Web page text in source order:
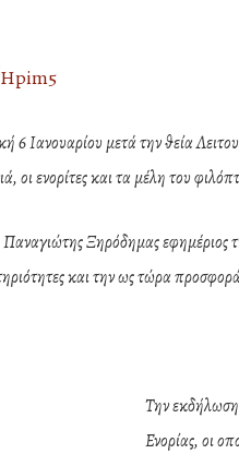
to close
Ιανουαρίου μετά την θεία
οι ενορίτες και τα μέλη του
Ξηρόδημας εφημέριος
και την ως τώρα
Την εκδήλωση
Ενορίας, οι